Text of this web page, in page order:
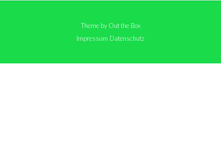
Theme by Out the Box
Impressum Datenschutz